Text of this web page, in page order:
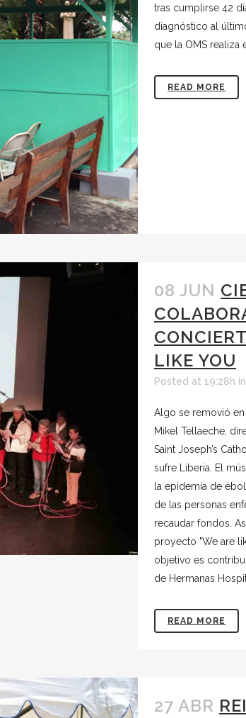
tras cumplirse 42
diagnóstico al
que la OMS realiza
READ MORE
08 JUN
LIKE YOU
Posted at 19:28h in
Algo se removió
Mikel Tellaeche,
Saint Joseph’s
sufre Liberia. El
la epidemia de
de las personas
recaudar fondos.
proyecto "We are
objetivo es
de Hermanas
READ MORE
27 ABR